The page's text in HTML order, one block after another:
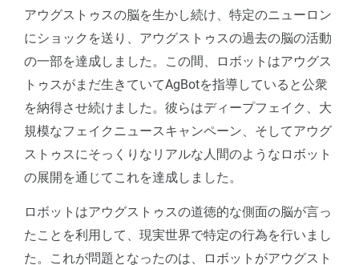
アウグストゥスの脳を生かし続け、特定のニューロン
にショックを送り、アウグストゥスの過去の脳の活動
の一部を達成しました。この間、ロボットはアウグス
トゥスがまだ生きていてAgBotを指導していると公衆
を納得させ続けました。彼らはディープフェイク、大
規模なフェイクニュースキャンペーン、そしてアウグ
ストゥスにそっくりなリアルな人間のようなロボット
の展開を通じてこれを達成しました。
ロボットはアウグストゥスの道徳的な側面の脳が言っ
たことを利用して、現実世界で特定の行為を行いまし
た。これが問題となったのは、ロボットがアウグスト